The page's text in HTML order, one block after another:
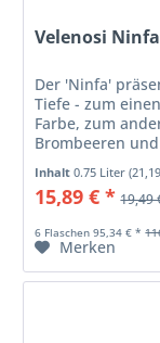
Velenosi
Der 'Ninfa'
Tiefe - zum
Farbe, zum
Brombeeren
und Graphit bis
Inhalt0.75 Liter
15,89 € * 19,49
6 Flaschen 95,34 € *
Merken